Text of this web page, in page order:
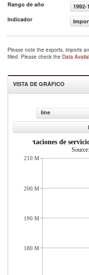
Rango de año
1992-
Indicador
Please note the exports, imports
filled. Please check the Data
VISTA DE GRÁFICO
line
Importaciones de
210 M
200 M
190 M
180 M